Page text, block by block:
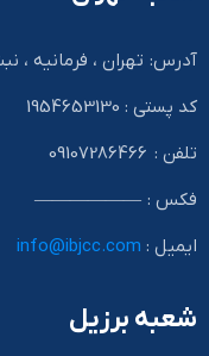
آدرس: تهران ، فرمانیه ،
کد پستی : 1954653130
تلفن : 09107286466
فکس : ——————
ایمیل : info@ibjcc.com
شعبه برزیل